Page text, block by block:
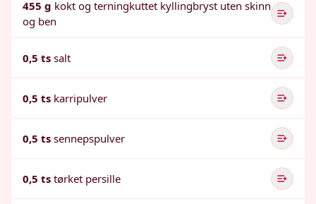
455 g kokt og terningkuttet kyllingbryst uten skinn
og ben
0,5 ts salt
0,5 ts karripulver
0,5 ts sennepspulver
0,5 ts tørket persille